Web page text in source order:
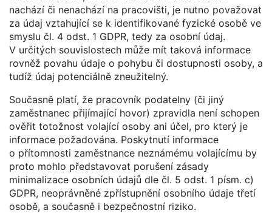
nachází či nenachází na pracovišti, je nutno považovat
za údaj vztahující se k identifikované fyzické osobě ve
smyslu čl. 4 odst. 1 GDPR, tedy za osobní údaj.
V určitých souvislostech může mít taková informace
rovněž povahu údaje o pohybu či dostupnosti osoby, a
tudíž údaj potenciálně zneužitelný.
Současně platí, že pracovník podatelny (či jiný
zaměstnanec přijímající hovor) zpravidla není schopen
ověřit totožnost volající osoby ani účel, pro který je
informace požadována. Poskytnutí informace
o přítomnosti zaměstnance neznámému volajícímu by
proto mohlo představovat porušení zásady
minimalizace osobních údajů dle čl. 5 odst. 1 písm. c)
GDPR, neoprávněné zpřístupnění osobního údaje třetí
osobě, a současně i bezpečnostní riziko.